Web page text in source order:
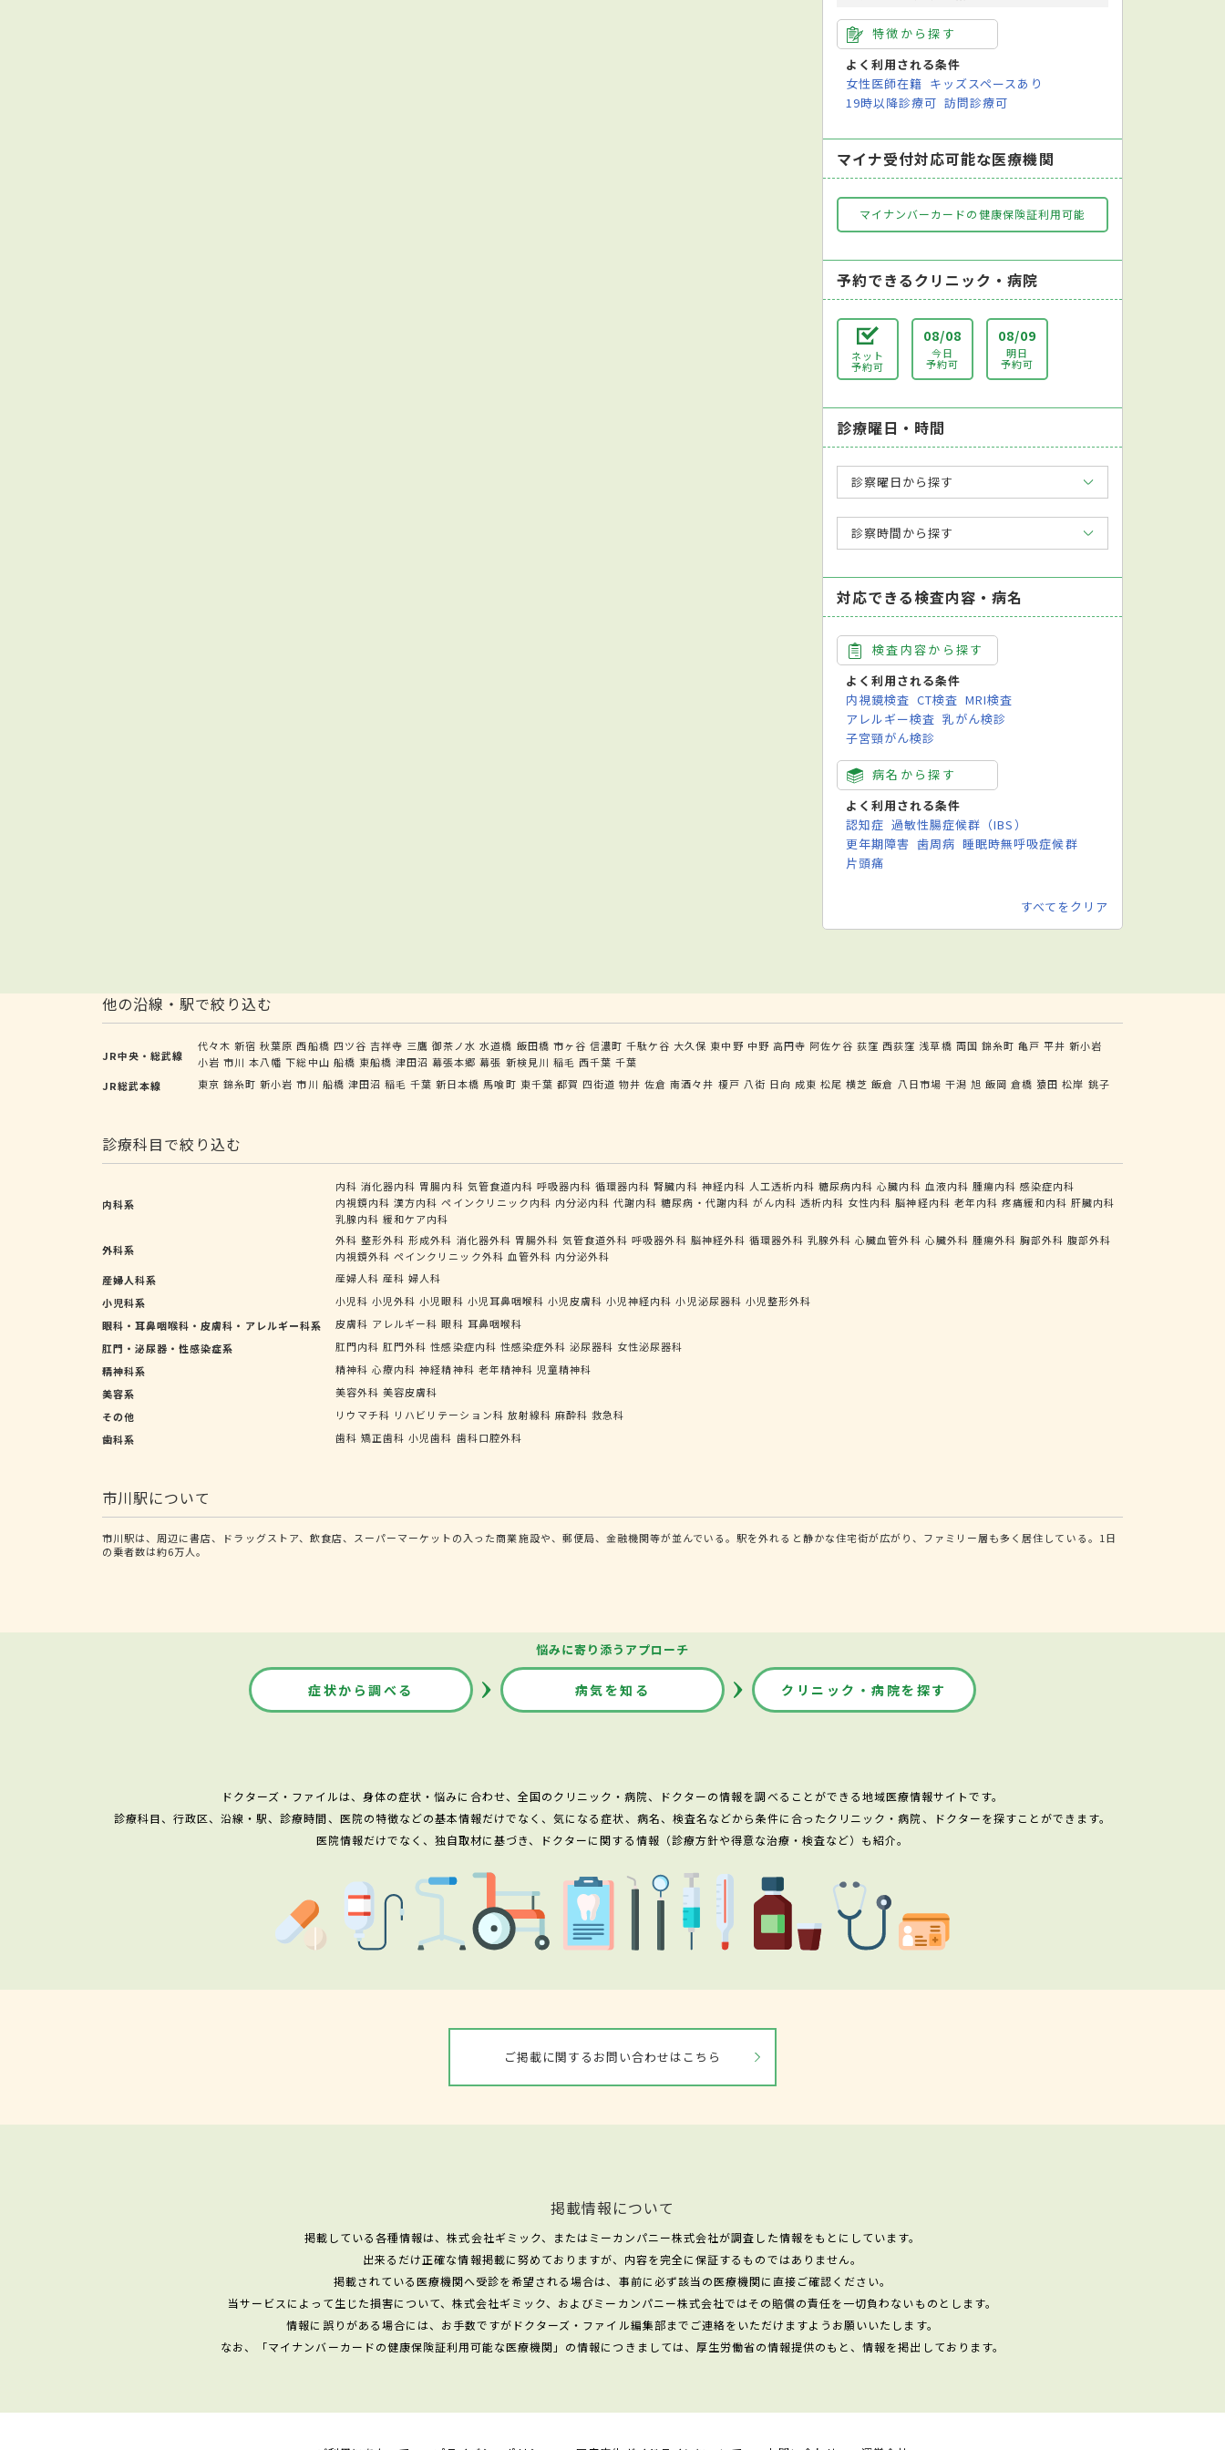
特徴から探す
よく利用される条件
女性医師在籍 キッズスペースあり
19時以降診療可 訪問診療可
マイナ受付対応可能な医療機関
マイナンバーカードの健康保険証利用可能
予約できるクリニック・病院
ネット
予約可
08/08
今日
予約可
08/09
明日
予約可
診療曜日・時間
診察曜日から探す
診察時間から探す
対応できる検査内容・病名
検査内容から探す
よく利用される条件
内視鏡検査 CT検査 MRI検査
アレルギー検査 乳がん検診
子宮頸がん検診
病名から探す
よく利用される条件
認知症 過敏性腸症候群（IBS）
更年期障害 歯周病 睡眠時無呼吸症候群
片頭痛
すべてをクリア
他の沿線・駅で絞り込む
JR中央・総武線
代々木 新宿 秋葉原 西船橋 四ツ谷 吉祥寺 三鷹 御茶ノ水 水道橋 飯田橋 市ヶ谷 信濃町 千駄ケ谷 大久保 東中野 中野 高円寺 阿佐ケ谷 荻窪 西荻窪 浅草橋 両国 錦糸町 亀戸 平井 新小岩
小岩 市川 本八幡 下総中山 船橋 東船橋 津田沼 幕張本郷 幕張 新検見川 稲毛 西千葉 千葉
JR総武本線
東京 錦糸町 新小岩 市川 船橋 津田沼 稲毛 千葉 新日本橋 馬喰町 東千葉 都賀 四街道 物井 佐倉 南酒々井 榎戸 八街 日向 成東 松尾 横芝 飯倉 八日市場 干潟 旭 飯岡 倉橋 猿田 松岸 銚子
診療科目で絞り込む
内科系
内科 消化器内科 胃腸内科 気管食道内科 呼吸器内科 循環器内科 腎臓内科 神経内科 人工透析内科 糖尿病内科 心臓内科 血液内科 腫瘍内科 感染症内科
内視鏡内科 漢方内科 ペインクリニック内科 内分泌内科 代謝内科 糖尿病・代謝内科 がん内科 透析内科 女性内科 脳神経内科 老年内科 疼痛緩和内科 肝臓内科
乳腺内科 緩和ケア内科
外科系
外科 整形外科 形成外科 消化器外科 胃腸外科 気管食道外科 呼吸器外科 脳神経外科 循環器外科 乳腺外科 心臓血管外科 心臓外科 腫瘍外科 胸部外科 腹部外科
内視鏡外科 ペインクリニック外科 血管外科 内分泌外科
産婦人科系
産婦人科 産科 婦人科
小児科系
小児科 小児外科 小児眼科 小児耳鼻咽喉科 小児皮膚科 小児神経内科 小児泌尿器科 小児整形外科
眼科・耳鼻咽喉科・皮膚科・アレルギー科系
皮膚科 アレルギー科 眼科 耳鼻咽喉科
肛門・泌尿器・性感染症系
肛門内科 肛門外科 性感染症内科 性感染症外科 泌尿器科 女性泌尿器科
精神科系
精神科 心療内科 神経精神科 老年精神科 児童精神科
美容系
美容外科 美容皮膚科
その他
リウマチ科 リハビリテーション科 放射線科 麻酔科 救急科
歯科系
歯科 矯正歯科 小児歯科 歯科口腔外科
市川駅について
市川駅は、周辺に書店、ドラッグストア、飲食店、スーパーマーケットの入った商業施設や、郵便局、金融機関等が並んでいる。駅を外れると静かな住宅街が広がり、ファミリー層も多く居住している。1日
の乗者数は約6万人。
悩みに寄り添うアプローチ
症状から調べる 病気を知る クリニック・病院を探す
ドクターズ・ファイルは、身体の症状・悩みに合わせ、全国のクリニック・病院、ドクターの情報を調べることができる地域医療情報サイトです。
診療科目、行政区、沿線・駅、診療時間、医院の特徴などの基本情報だけでなく、気になる症状、病名、検査名などから条件に合ったクリニック・病院、ドクターを探すことができます。
医院情報だけでなく、独自取材に基づき、ドクターに関する情報（診療方針や得意な治療・検査など）も紹介。
ご掲載に関するお問い合わせはこちら
掲載情報について
掲載している各種情報は、株式会社ギミック、またはミーカンパニー株式会社が調査した情報をもとにしています。
出来るだけ正確な情報掲載に努めておりますが、内容を完全に保証するものではありません。
掲載されている医療機関へ受診を希望される場合は、事前に必ず該当の医療機関に直接ご確認ください。
当サービスによって生じた損害について、株式会社ギミック、およびミーカンパニー株式会社ではその賠償の責任を一切負わないものとします。
情報に誤りがある場合には、お手数ですがドクターズ・ファイル編集部までご連絡をいただけますようお願いいたします。
なお、「マイナンバーカードの健康保険証利用可能な医療機関」の情報につきましては、厚生労働省の情報提供のもと、情報を掲出しております。